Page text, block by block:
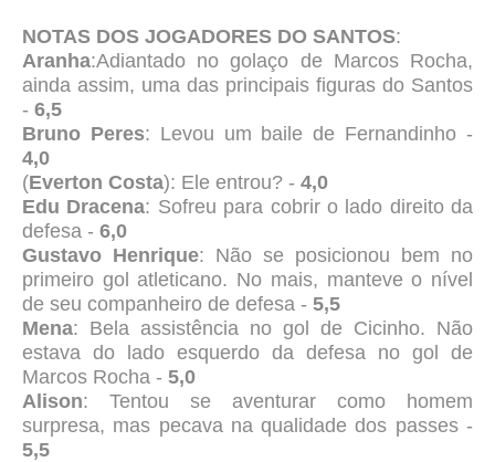
NOTAS DOS JOGADORES DO SANTOS:
Aranha:Adiantado no golaço de Marcos Rocha,
ainda assim, uma das principais figuras do Santos
- 6,5
Bruno Peres: Levou um baile de Fernandinho -
4,0
(Everton Costa): Ele entrou? - 4,0
Edu Dracena: Sofreu para cobrir o lado direito da
defesa - 6,0
Gustavo Henrique: Não se posicionou bem no
primeiro gol atleticano. No mais, manteve o nível
de seu companheiro de defesa - 5,5
Mena: Bela assistência no gol de Cicinho. Não
estava do lado esquerdo da defesa no gol de
Marcos Rocha - 5,0
Alison: Tentou se aventurar como homem
surpresa, mas pecava na qualidade dos passes -
5,5